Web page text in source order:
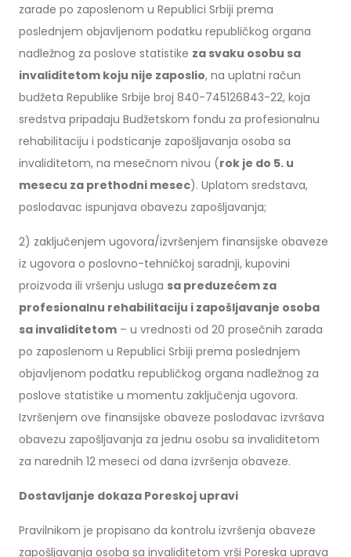
zarade po zaposlenom u Republici Srbiji prema
poslednjem objavljenom podatku republičkog organa
nadležnog za poslove statistike za svaku osobu sa
invaliditetom koju nije zaposlio, na uplatni račun
budžeta Republike Srbije broj 840-745126843-22, koja
sredstva pripadaju Budžetskom fondu za profesionalnu
rehabilitaciju i podsticanje zapošljavanja osoba sa
invaliditetom, na mesečnom nivou (rok je do 5. u
mesecu za prethodni mesec). Uplatom sredstava,
poslodavac ispunjava obavezu zapošljavanja;
2) zaključenjem ugovora/izvršenjem finansijske obaveze
iz ugovora o poslovno-tehničkoj saradnji, kupovini
proizvoda ili vršenju usluga sa preduzećem za
profesionalnu rehabilitaciju i zapošljavanje osoba
sa invaliditetom – u vrednosti od 20 prosečnih zarada
po zaposlenom u Republici Srbiji prema poslednjem
objavljenom podatku republičkog organa nadležnog za
poslove statistike u momentu zaključenja ugovora.
Izvršenjem ove finansijske obaveze poslodavac izvršava
obavezu zapošljavanja za jednu osobu sa invaliditetom
za narednih 12 meseci od dana izvršenja obaveze.
Dostavljanje dokaza Poreskoj upravi
Pravilnikom je propisano da kontrolu izvršenja obaveze
zapošljavanja osoba sa invaliditetom vrši Poreska uprava